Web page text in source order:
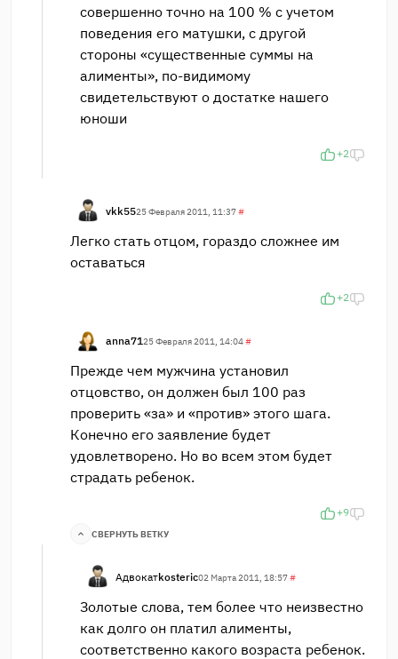
совершенно точно на 100 % с учетом
поведения его матушки, с другой
стороны «существенные суммы на
алименты», по-видимому
свидетельствуют о достатке нашего
юноши
+2
vkk5525 Февраля 2011, 11:37#
Легко стать отцом, гораздо сложнее им
оставаться
+2
anna7125 Февраля 2011, 14:04#
Прежде чем мужчина установил
отцовство, он должен был 100 раз
проверить «за» и «против» этого шага.
Конечно его заявление будет
удовлетворено. Но во всем этом будет
страдать ребенок.
+9
СВЕРНУТЬ ВЕТКУ
Адвокатkosteric02 Марта 2011, 18:57#
Золотые слова, тем более что неизвестно
как долго он платил алименты,
соответственно какого возраста ребенок.